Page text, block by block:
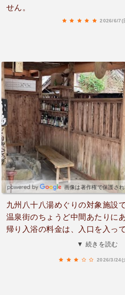
せん。
2026/6/7(
画像は著作権で保護さ
九州八十八湯めぐりの対象施設
温泉街のちょうど中間あたりに
帰り入浴の料金は、入口を入っ
ントでお支払いします。建物は
▼ 続きを読む
2026/3/24(